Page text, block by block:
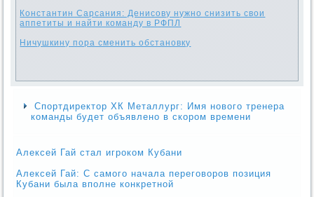
Константин Сарсания: Денисову нужно снизить свои
аппетиты и найти команду в РФПЛ
Ничушкину пора сменить обстановку
Спортдиректор ХК Металлург: Имя нового тренера
команды будет объявлено в скором времени
Алексей Гай стал игроком Кубани
Алексей Гай: С самого начала переговоров позиция
Кубани была вполне конкретной